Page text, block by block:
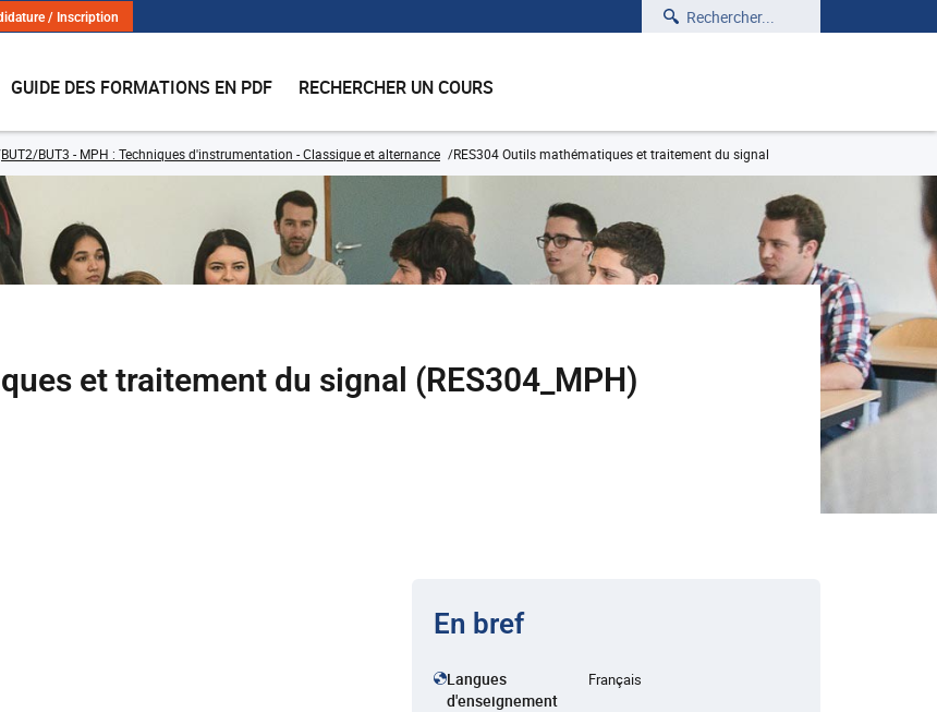
/ Inscription Rechercher
GUIDE DES FORMATIONS EN PDF RECHERCHER UN COURS
BUT2/BUT3 - MPH : Techniques d'instrumentation - Classique et alternance RES304 Outils mathématiques et traitement du signal
et traitement du signal (RES304_MPH)
En bref
Langues
d'enseignement
Français